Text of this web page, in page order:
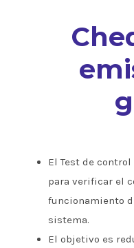
El Test de
para verificar el
funcionamiento
sistema.
El objetivo es